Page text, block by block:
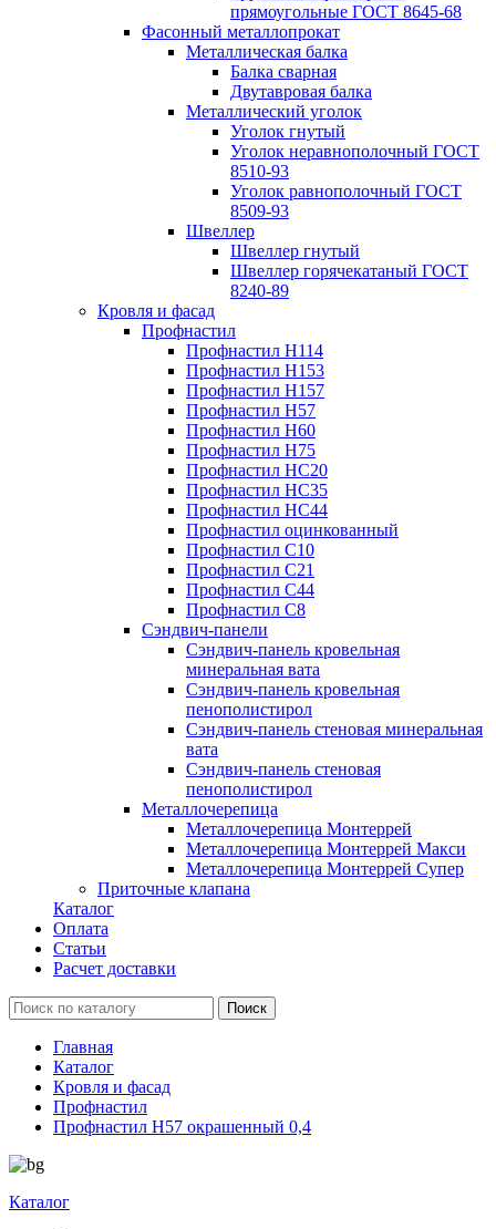
прямоугольные ГОСТ 8645-68
Фасонный металлопрокат
Металлическая балка
Балка сварная
Двутавровая балка
Металлический уголок
Уголок гнутый
Уголок неравнополочный ГОСТ
8510-93
Уголок равнополочный ГОСТ
8509-93
Швеллер
Швеллер гнутый
Швеллер горячекатаный ГОСТ
8240-89
Кровля и фасад
Профнастил
Профнастил Н114
Профнастил Н153
Профнастил Н157
Профнастил Н57
Профнастил Н60
Профнастил Н75
Профнастил НС20
Профнастил НС35
Профнастил НС44
Профнастил оцинкованный
Профнастил С10
Профнастил С21
Профнастил С44
Профнастил С8
Сэндвич-панели
Сэндвич-панель кровельная
минеральная вата
Сэндвич-панель кровельная
пенополистирол
Сэндвич-панель стеновая минеральная
вата
Сэндвич-панель стеновая
пенополистирол
Металлочерепица
Металлочерепица Монтеррей
Металлочерепица Монтеррей Макси
Металлочерепица Монтеррей Супер
Приточные клапана
Каталог
Оплата
Статьи
Расчет доставки
Главная
Каталог
Кровля и фасад
Профнастил
Профнастил Н57 окрашенный 0,4
Каталог